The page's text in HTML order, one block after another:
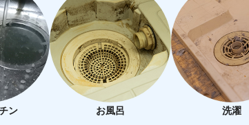
ン お風呂 洗濯